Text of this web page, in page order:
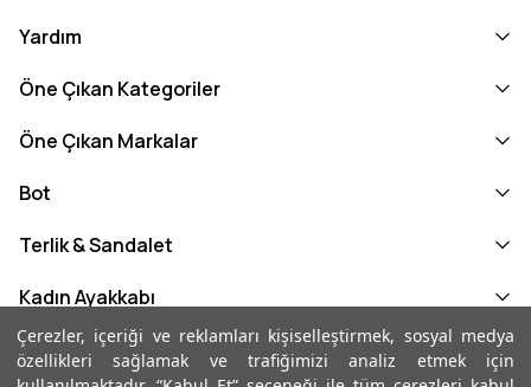
Çerezler, içeriği ve reklamları kişiselleştirmek, sosyal medya
özellikleri sağlamak ve trafiğimizi analiz etmek için
Yardım
Öne Çıkan Kategoriler
Öne Çıkan Markalar
Bot
Terlik & Sandalet
Kadın Ayakkabı
Kadın Loafer